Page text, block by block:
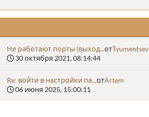
Не работают порты (выход...отTyumentsev
30 октября 2021, 08:14:44
Re: войти в настройки па...отArtem
06 июня 2025, 15:00:11